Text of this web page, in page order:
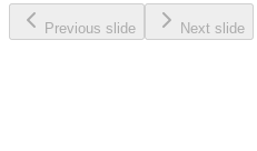
Previous slide Next slide